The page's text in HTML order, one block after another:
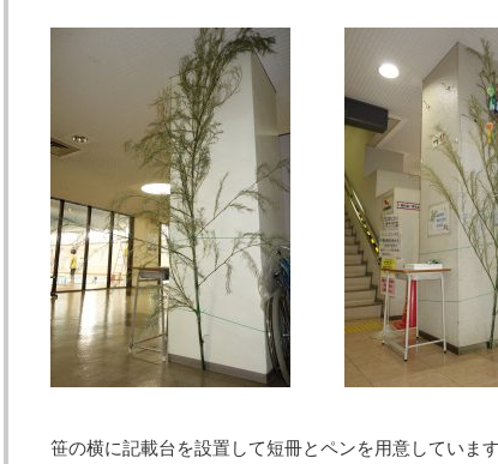
笹の横に記載台を設置して短冊とペンを用意していま